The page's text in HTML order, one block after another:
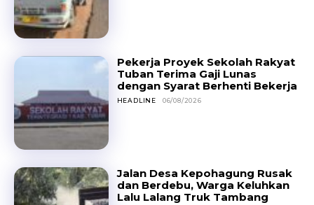
Pekerja Proyek Sekolah Rakyat
Tuban Terima Gaji Lunas
dengan Syarat Berhenti Bekerja
HEADLINE 06/08/2026
Jalan Desa Kepohagung Rusak
dan Berdebu, Warga Keluhkan
Lalu Lalang Truk Tambang